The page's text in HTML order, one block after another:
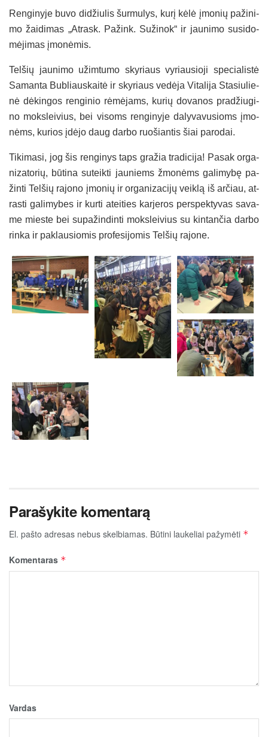
Ren­gi­ny­je bu­vo di­džiu­lis šur­mu­lys, ku­rį kė­lė įmo­nių pa­ži­ni­
mo žai­di­mas „At­rask. Pa­žink. Su­ži­nok“ ir jau­ni­mo su­si­do­
mė­ji­mas įmo­nė­mis.
Tel­šių jau­ni­mo užim­tu­mo sky­riaus vy­riau­sio­ji spe­cia­lis­tė
Sa­man­ta Bub­liaus­kai­tė ir sky­riaus ve­dė­ja Vi­ta­li­ja Sta­siu­lie­
nė dė­kin­gos ren­gi­nio rė­mė­jams, ku­rių do­va­nos pra­džiu­gi­
no moks­lei­vius, bei vi­soms ren­gi­ny­je da­ly­va­vu­sioms įmo­
nėms, ku­rios įdė­jo daug dar­bo ruo­šian­tis šiai pa­ro­dai.
Ti­ki­ma­si, jog šis ren­gi­nys taps gra­žia tra­di­ci­ja! Pa­sak or­ga­
ni­za­to­rių, bū­ti­na su­teik­ti jau­niems žmo­nėms ga­li­my­bę pa­
žin­ti Tel­šių ra­jo­no įmo­nių ir or­ga­ni­za­ci­jų veik­lą iš ar­čiau, at­
ras­ti ga­li­my­bes ir kur­ti atei­ties kar­je­ros per­spek­ty­vas sa­va­
me mies­te bei su­pa­žin­din­ti moks­lei­vius su kin­tan­čia dar­bo
rin­ka ir pa­klau­sio­mis pro­fe­si­jo­mis Tel­šių ra­jo­ne.
Parašykite komentarą
El. pašto adresas nebus skelbiamas. Būtini laukeliai pažymėti *
Komentaras *
Vardas